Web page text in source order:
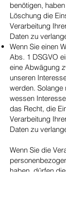
benötigen,
Löschung die
Verarbeitung
Daten zu
Wenn Sie einen
Abs. 1 DSGVO
eine Abwägung
unseren
werden. Solange
wessen
das Recht, die
Verarbeitung
Daten zu
Wenn Sie die
haben, dürfen